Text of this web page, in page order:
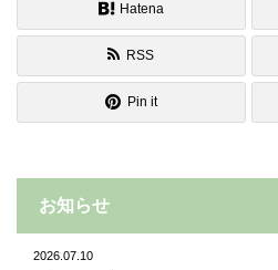
Hatena
RSS
Pin it
お知らせ
2026.07.10